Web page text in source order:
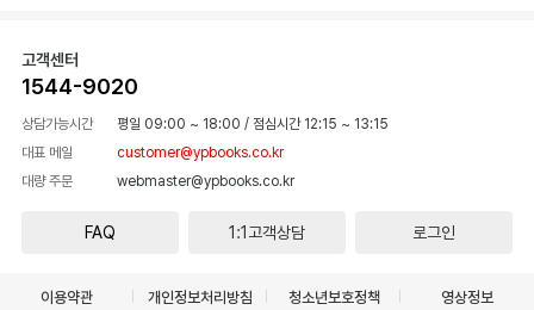
고객센터
1544-9020
상담가능시간 평일 09:00 ~ 18:00 / 점심시간 12:15 ~ 13:15
대표 메일
customer@ypbooks.co.kr
대량 주문
webmaster@ypbooks.co.kr
FAQ 1:1고객상담 로그인
이용약관 개인정보처리방침 청소년보호정책 영상정보